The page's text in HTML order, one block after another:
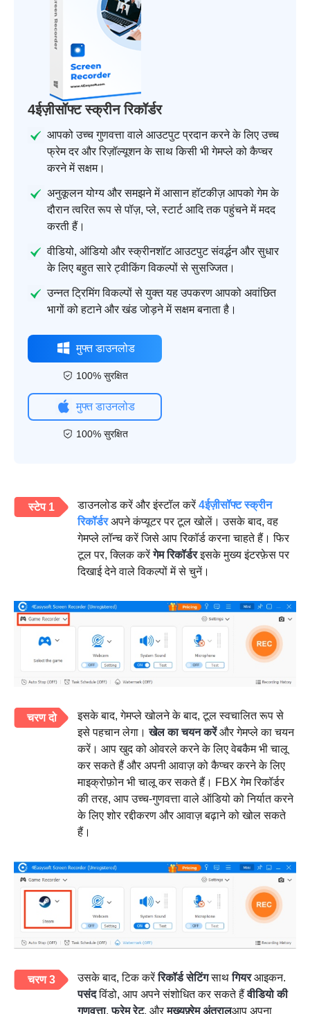
4ईज़ीसॉफ्ट स्क्रीन रिकॉर्डर
आपको उच्च गुणवत्ता वाले आउटपुट प्रदान करने के लिए उच्च
फ्रेम दर और रिज़ॉल्यूशन के साथ किसी भी गेमप्ले को कैप्चर
करने में सक्षम।
अनुकूलन योग्य और समझने में आसान हॉटकीज़ आपको गेम के
दौरान त्वरित रूप से पॉज़, प्ले, स्टार्ट आदि तक पहुंचने में मदद
करती हैं।
वीडियो, ऑडियो और स्क्रीनशॉट आउटपुट संवर्द्धन और सुधार
के लिए बहुत सारे ट्वीकिंग विकल्पों से सुसज्जित।
उन्नत ट्रिमिंग विकल्पों से युक्त यह उपकरण आपको अवांछित
भागों को हटाने और खंड जोड़ने में सक्षम बनाता है।
मुफ्त डाउनलोड
100% सुरक्षित
मुफ्त डाउनलोड
100% सुरक्षित
स्टेप 1 डाउनलोड करें और इंस्टॉल करें 4ईज़ीसॉफ्ट स्क्रीन
रिकॉर्डरअपने कंप्यूटर पर टूल खोलें। उसके बाद, वह
गेमप्ले लॉन्च करें जिसे आप रिकॉर्ड करना चाहते हैं। फिर
टूल पर, क्लिक करेंगेम रिकॉर्डरइसके मुख्य इंटरफ़ेस पर
दिखाई देने वाले विकल्पों में से चुनें।
चरण दो
इसके बाद, गेमप्ले खोलने के बाद, टूल स्वचालित रूप से
इसे पहचान लेगा।खेल का चयन करेंऔर गेमप्ले का चयन
करें। आप खुद को ओवरले करने के लिए वेबकैम भी चालू
कर सकते हैं और अपनी आवाज़ को कैप्चर करने के लिए
माइक्रोफ़ोन भी चालू कर सकते हैं। FBX गेम रिकॉर्डर
की तरह, आप उच्च-गुणवत्ता वाले ऑडियो को निर्यात करने
के लिए शोर रद्दीकरण और आवाज़ बढ़ाने को खोल सकते
हैं।
चरण 3 उसके बाद, टिक करेंरिकॉर्ड सेटिंगसाथगियरआइकन.
पसंदविंडो, आप अपने संशोधित कर सकते हैंवीडियो की
गुणवत्ता,फ्रेम रेट, औरमुख्यफ़्रेम अंतरालआप अपना